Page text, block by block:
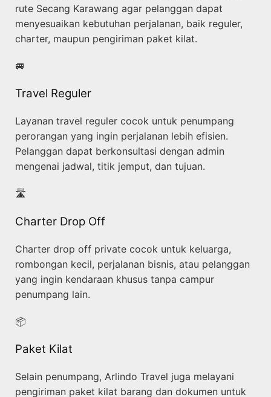
rute Secang Karawang agar pelanggan dapat
menyesuaikan kebutuhan perjalanan, baik reguler,
charter, maupun pengiriman paket kilat.
🚐
Travel Reguler
Layanan travel reguler cocok untuk penumpang
perorangan yang ingin perjalanan lebih efisien.
Pelanggan dapat berkonsultasi dengan admin
mengenai jadwal, titik jemput, dan tujuan.
🛣️
Charter Drop Off
Charter drop off private cocok untuk keluarga,
rombongan kecil, perjalanan bisnis, atau pelanggan
yang ingin kendaraan khusus tanpa campur
penumpang lain.
📦
Paket Kilat
Selain penumpang, Arlindo Travel juga melayani
pengiriman paket kilat barang dan dokumen untuk